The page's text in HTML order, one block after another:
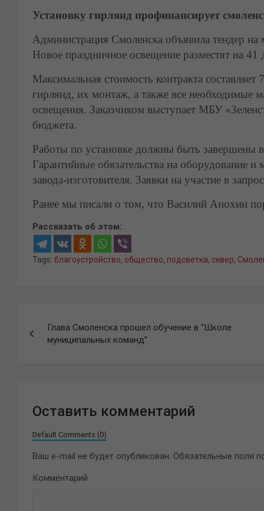
Установку гирлянд профинансирует
Администрация Смоленска объявила тендер
Новое праздничное освещение разместят на
Максимальная стоимость контракта
гирлянд, их монтаж, а также все необходимые
освещения. Заказчиком выступает МБУ
бюджета.
Работы по установке должны быть завершены
Гарантийные обязательства на оборудование
завода-изготовителя. Заявки на участие в
Ранее мы писали о том, что Василий Анохин
Рассказать об этом:
Tags: благоустройство, общество, подсветка, сквер,
по
Глава Смоленска прошел обучение в “Школе
муниципальных команд”
Оставить комментарий
Default Comments (0)
Ваш e-mail не будет опубликован. Обязательные поля
Комментарий